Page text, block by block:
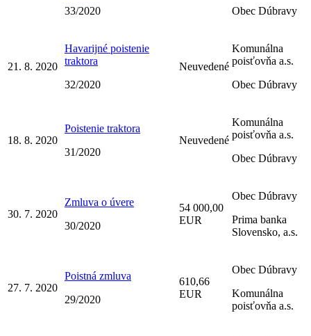
33/2020
Obec Dúbravy
21. 8. 2020
Havarijné poistenie
traktora
32/2020
Neuvedené
Komunálna
poisťovňa a.s.
Obec Dúbravy
18. 8. 2020
Poistenie traktora
31/2020
Neuvedené
Komunálna
poisťovňa a.s.
Obec Dúbravy
30. 7. 2020
Zmluva o úvere
30/2020
54 000,00
EUR
Obec Dúbravy
Prima banka
Slovensko, a.s.
27. 7. 2020
Poistná zmluva
29/2020
610,66
EUR
Obec Dúbravy
Komunálna
poisťovňa a.s.